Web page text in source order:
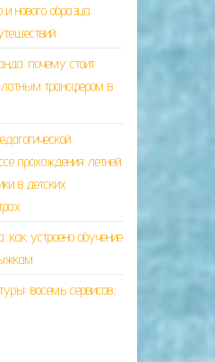
и нового образца:
почему стоит
трансфером в
прохождения летней
в детских
как устроено обучение
восемь сервисов,